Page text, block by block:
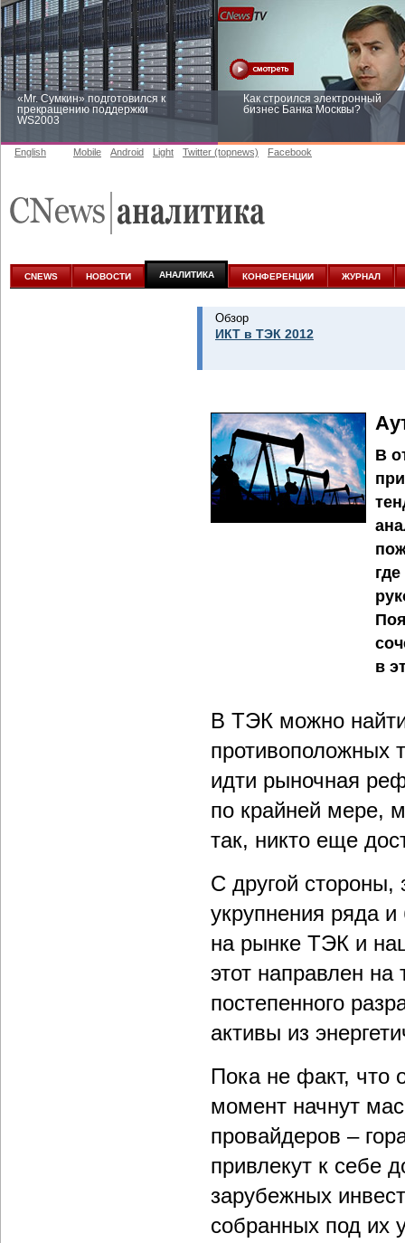
«Mr. Сумкин» подготовился к
прекращению поддержки
WS2003
Как строился электронный
бизнес Банка Москвы?
аналитике
English Mobile Android Light Twitter (topnews) Facebook
CNEWS НОВОСТИ АНАЛИТИКА КОНФЕРЕНЦИИ ЖУРНАЛ
Обзор
ИКТ в ТЭК 2012
В
в
В ТЭК можно
противоположных
идти рыночная
по крайней мере,
так, никто еще
С другой стороны,
укрупнения ряда
на рынке ТЭК и
этот направлен
постепенного
активы из
Пока не факт, что
момент начнут
провайдеров –
привлекут к себе
зарубежных
собранных под их